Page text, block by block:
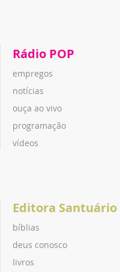
Rádio POP
empregos
notícias
ouça ao vivo
programação
vídeos
Editora Santuário
bíblias
deus conosco
livros